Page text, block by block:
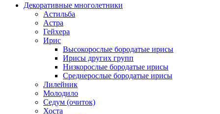
Декоративные многолетники
Астильба
Астра
Гейхера
Ирис
Высокорослые бородатые ирисы
Ирисы других групп
Низкорослые бородатые ирисы
Среднерослые бородатые ирисы
Лилейник
Молодило
Седум (очиток)
Хоста